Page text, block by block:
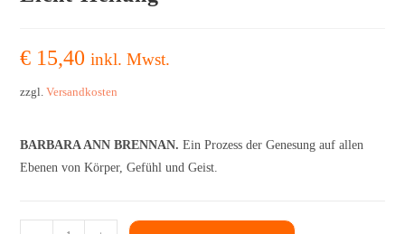
€ 15,40 inkl. Mwst.
zzgl.Versandkosten
BARBARA ANN BRENNAN. Ein Prozess der Genesung auf allen
Ebenen von Körper, Gefühl und Geist.